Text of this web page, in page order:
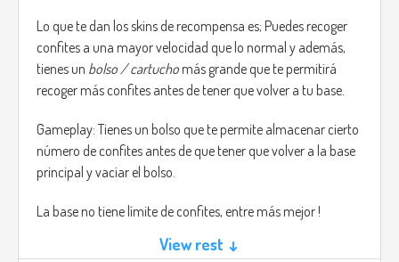
Lo que te dan los skins de recompensa es; Puedes recoger
confites a una mayor velocidad que lo normal y además,
tienes un bolso / cartucho más grande que te permitirá
recoger más confites antes de tener que volver a tu base.
Gameplay: Tienes un bolso que te permite almacenar cierto
número de confites antes de que tener que volver a la base
principal y vaciar el bolso.
La base no tiene límite de confites, entre más mejor !
En la pantalla del celular tienes dos opciones, buscar o
View rest ↓